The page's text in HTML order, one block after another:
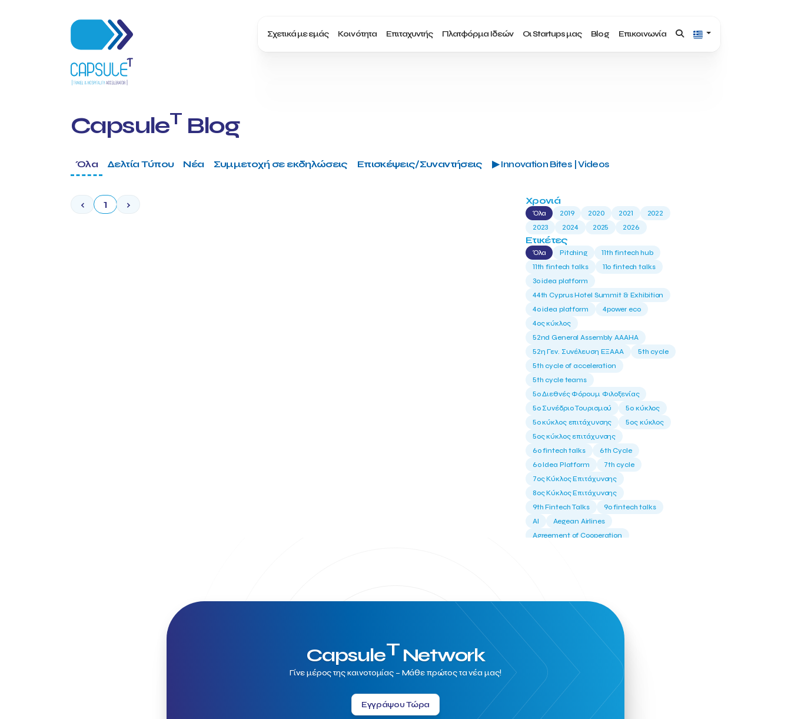
Σχετικά με εμάς Κοινότητα Επιταχυντής Πλατφόρμα Ιδεών Οι Startups μας Blog Επικοινωνία
CapsuleT Blog
Όλα Δελτία Τύπου Νέα Συμμετοχή σε εκδηλώσεις Επισκέψεις/Συναντήσεις ▶ Innovation Bites | Videos
‹ 1 › Χρονιά
Όλα 2019 2020 2021
2022
2023
2024 2025 2026
Ετικέτες
Όλα Pitching
11th fintech hub
11th fintech talks
11ο fintech talks
3o idea platform
44th Cyprus Hotel Summit & Exhibition
4o idea platform
4power eco
4ος κύκλος
52nd General Assembly AAAHA
52η Γεν. Συνέλευση ΕΞΑΑΑ
5th cycle
5th cycle of acceleration
5th cycle teams
5ο Διεθνές Φόρουμ Φιλοξενίας
5ο Συνέδριο Τουρισμού
5ο κύκλος
5ο κύκλος επιτάχυνσης
5ος κύκλος
5ος κύκλος επιτάχυνσης
6o fintech talks
6th Cycle
6ο Idea Platform
7th cycle
7ος Κύκλος Επιτάχυνσης
8ος Κύκλος Επιτάχυνσης
9th Fintech Talks
9ο fintech talks
AI
Aegean Airlines
Agreement of Cooperation
Amirandes Grecotel Boutique Resort
Angela Gerekou
Applications
Archimedes Center
Artificial Intelligence
Athens News Agency
Athens University of Economics &
Business
Best accelerator
Best incubator
Bizrupt
Booths 34-35
CapsuleTNetwork
Γίνε μέρος της καινοτομίας – Μάθε πρώτος τα νέα μας!
Εγγράψου Τώρα